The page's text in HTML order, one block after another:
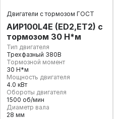
Двигатели с тормозом ГОСТ
АИР100L4E (ED2,ET2) с
тормозом 30 Н*м
Тип двигателя
Трехфазный 380В
Тормозной момент
30 Н*м
Мощность двигателя
4.0 кВт
Обороты двигателя
1500 об/мин
Диаметр вала
28 мм